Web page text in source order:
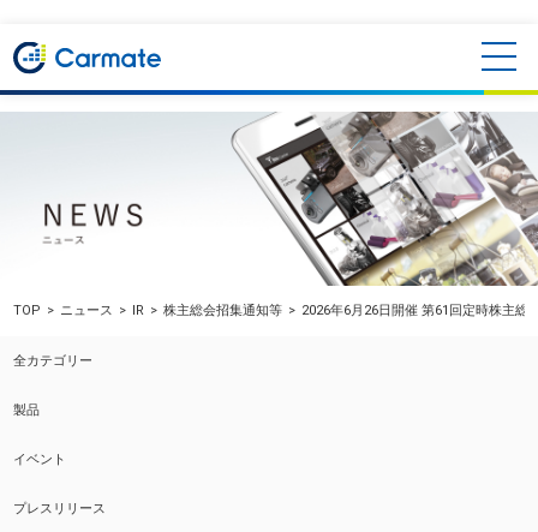
TOP ニュース IR 株主総会招集通知等 2026年6月26日開催 第61回定時株主総
全カテゴリー
製品
イベント
プレスリリース